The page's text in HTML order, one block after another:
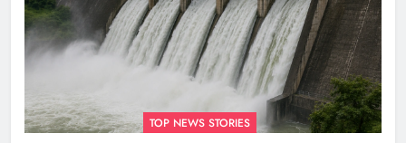
TOP NEWS STORIES